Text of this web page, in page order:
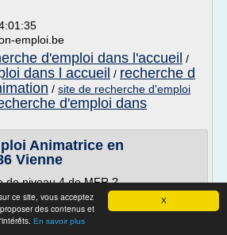
X
ce site, vous acceptez
des contenus et
En savoir plus
emploi.be
d'emploi dans l'accueil /
dans l accueil / recherche d
/ site de recherche d'emploi
d'emploi dans
Animatrice en
Vienne
de niveau 4 de MFR ?
Amelina21